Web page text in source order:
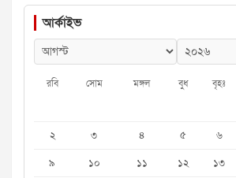
আর্কাইভ
রবি সোম মঙ্গল বুধ বৃহঃ
২
৩ ৪ ৫ ৬
৯
১০ ১১ ১২ ১৩